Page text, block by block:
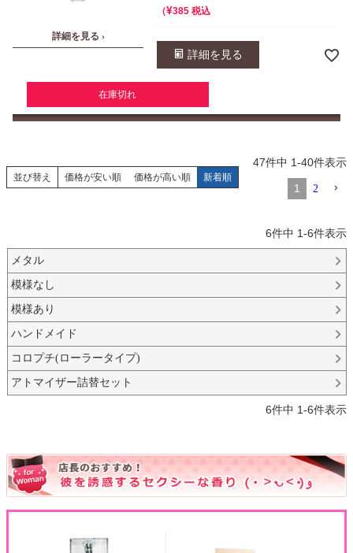
詳細を見る ›
¥385 税込
詳細を見る
在庫切れ
並び替え 価格が安い順 価格が高い順 新着順
47件中 1-40件表示
1 2
6件中 1-6件表示
メタル
模様なし
模様あり
ハンドメイド
コロプチ(ローラータイプ)
アトマイザー詰替セット
6件中 1-6件表示